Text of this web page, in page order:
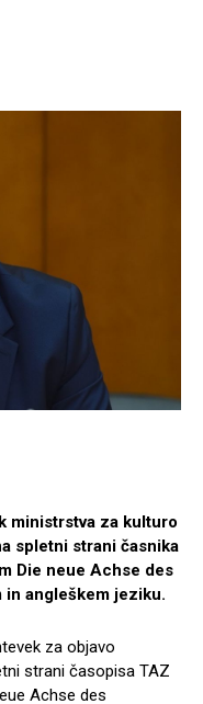
ministrstva za kulturo
spletni strani časnika
Die neue Achse des
in angleškem jeziku.
za objavo
strani časopisa TAZ
Achse des